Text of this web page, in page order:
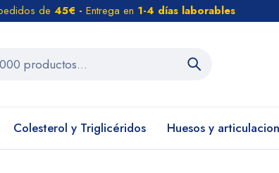
de 45€ - Entrega en 1-4 días laborables
Colesterol y Triglicéridos Huesos y